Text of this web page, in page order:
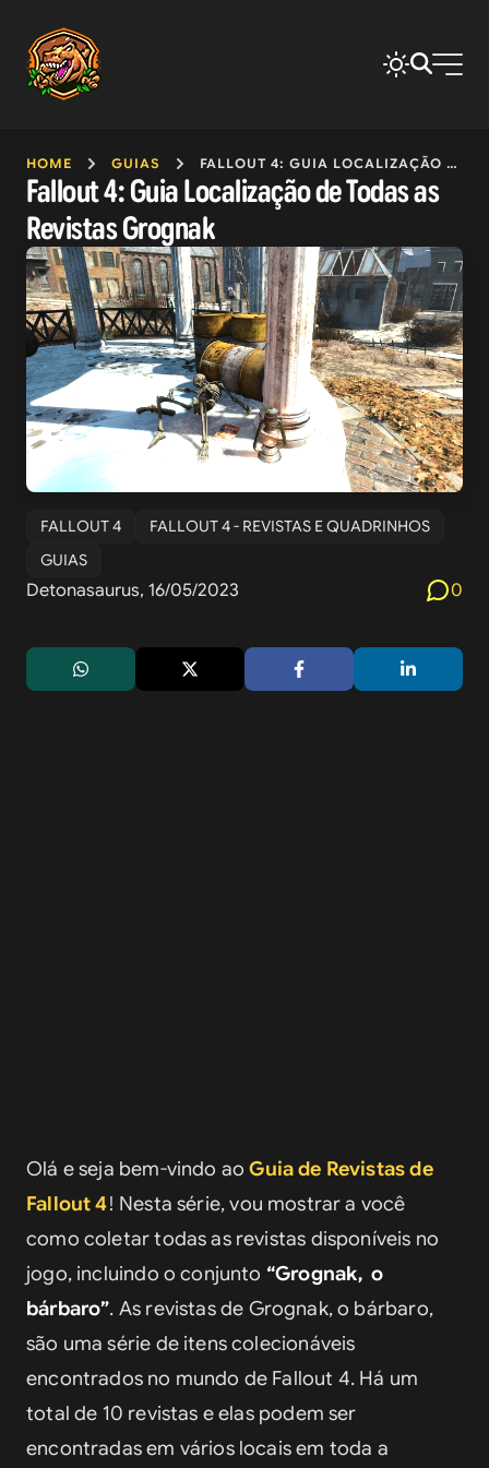
HOME GUIAS FALLOUT 4: GUIA LOCALIZAÇÃO DE TODAS AS REVISTAS GROGNAK
Fallout 4: Guia Localização de Todas as
Revistas Grognak
FALLOUT 4
FALLOUT 4 - REVISTAS E QUADRINHOS
GUIAS
Detonasaurus, 16/05/2023 0
Olá e seja bem-vindo ao Guia de Revistas de
Fallout 4! Nesta série, vou mostrar a você
como coletar todas as revistas disponíveis no
jogo, incluindo o conjunto “Grognak, o
bárbaro”. As revistas de Grognak, o bárbaro,
são uma série de itens colecionáveis
encontrados no mundo de Fallout 4. Há um
total de 10 revistas e elas podem ser
encontradas em vários locais em toda a